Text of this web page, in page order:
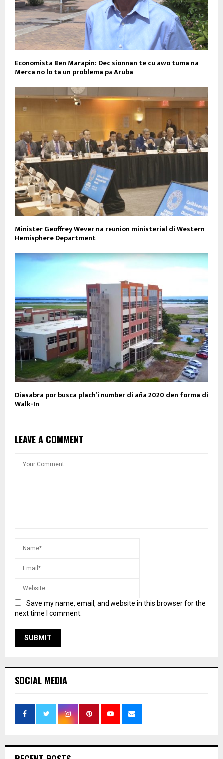
Economista Ben Marapin: Decisionnan te cu awo tuma na
Merca no lo ta un problema pa Aruba
Minister Geoffrey Wever na reunion ministerial di Western
Hemisphere Department
Diasabra por busca plach’i number di aña 2020 den forma di
Walk-In
LEAVE A COMMENT
Save my name, email, and website in this browser for the
next time I comment.
SOCIAL MEDIA